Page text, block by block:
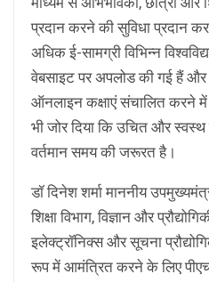
प्रदान करने की सुविधा प्रदान
अधिक ई-सामग्री विभिन्न
वेबसाइट पर अपलोड की गई हैं
ऑनलाइन कक्षाएं संचालित करने
भी जोर दिया कि उचित और स्वस्थ
वर्तमान समय की जरूरत है।
डॉ दिनेश शर्मा माननीय
शिक्षा विभाग, विज्ञान और
इलेक्ट्रॉनिक्स और सूचना
रूप में आमंत्रित करने के लिए